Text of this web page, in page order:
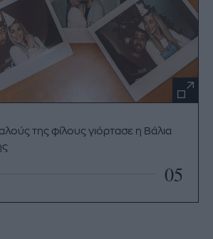
της φίλους γιόρτασε η Βάλια
05